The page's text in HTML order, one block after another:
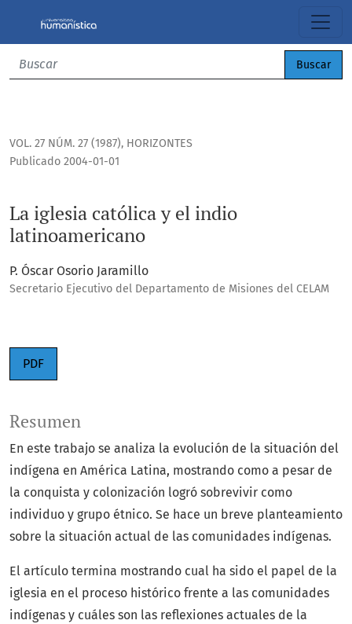
Buscar
VOL. 27 NÚM. 27 (1987), HORIZONTES
La iglesia católica y el indio
latinoamericano
Publicado 2004-01-01
P. Óscar Osorio Jaramillo
Secretario Ejecutivo del Departamento de Misiones del CELAM
PDF
Resumen
En este trabajo se analiza la evolución de la situación del
indígena en América Latina, mostrando como a pesar de
la conquista y colonización logró sobrevivir como
individuo y grupo étnico. Se hace un breve planteamiento
sobre la situación actual de las comunidades indígenas.
El artículo termina mostrando cual ha sido el papel de la
iglesia en el proceso histórico frente a las comunidades
indígenas y cuáles son las reflexiones actuales de la